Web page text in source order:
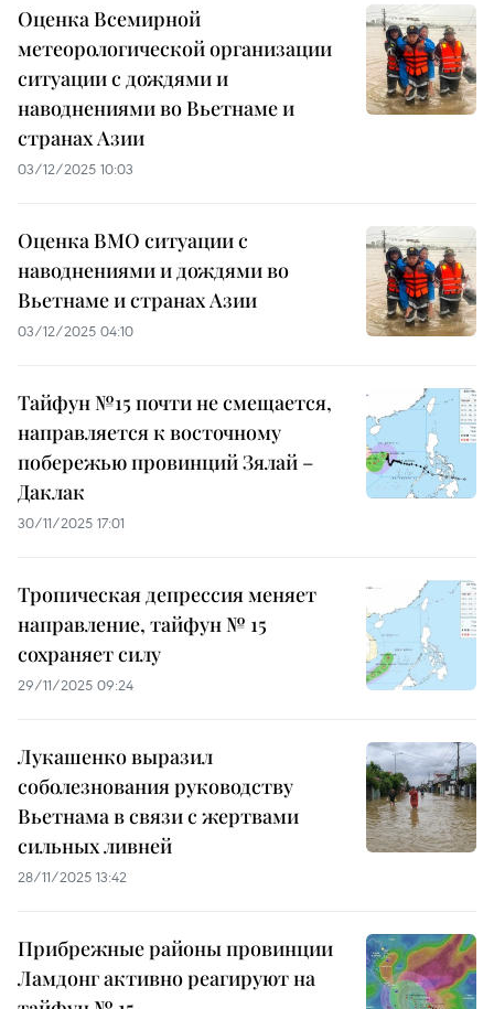
Оценка Всемирной
метеорологической организации
ситуации с дождями и
наводнениями во Вьетнаме и
странах Азии
03/12/2025 10:03
Оценка ВМО ситуации с
наводнениями и дождями во
Вьетнаме и странах Азии
03/12/2025 04:10
Тайфун №15 почти не смещается,
направляется к восточному
побережью провинций Зялай –
Даклак
30/11/2025 17:01
Тропическая депрессия меняет
направление, тайфун № 15
сохраняет силу
29/11/2025 09:24
Лукашенко выразил
соболезнования руководству
Вьетнама в связи с жертвами
сильных ливней
28/11/2025 13:42
Прибрежные районы провинции
Ламдонг активно реагируют на